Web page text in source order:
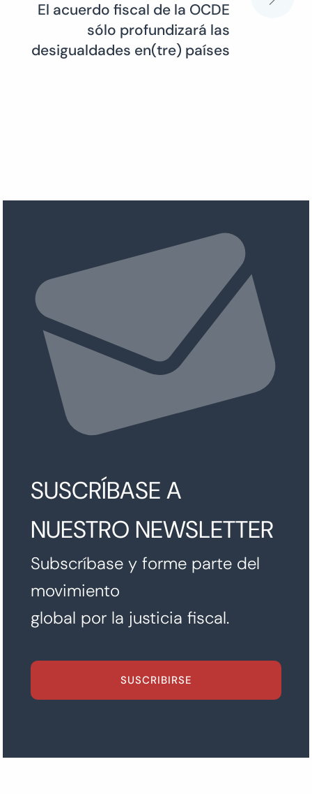
El acuerdo fiscal de la OCDE
sólo profundizará las
desigualdades en(tre) países
SUSCRÍBASE A
NUESTRO NEWSLETTER
Subscríbase y forme parte del
movimiento
global por la justicia fiscal.
SUSCRIBIRSE